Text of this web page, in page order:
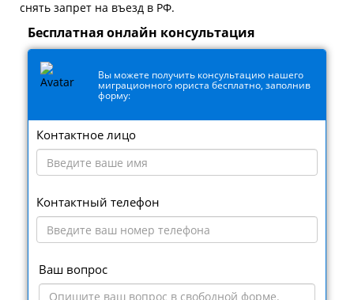
снять запрет на въезд в РФ.
Бесплатная онлайн консультация
Вы можете получить консультацию нашего
миграционного юриста бесплатно, заполнив
форму:
Контактное лицо
Контактный телефон
Ваш вопрос